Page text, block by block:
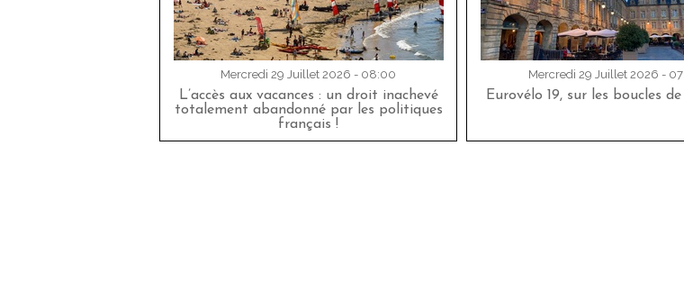
Mercredi 29 Juillet 2026 - 08:00
L’accès aux vacances : un droit inachevé
totalement abandonné par les politiques
français !
Mercredi 29 Juillet 2026 -
Eurovélo 19, sur les boucles